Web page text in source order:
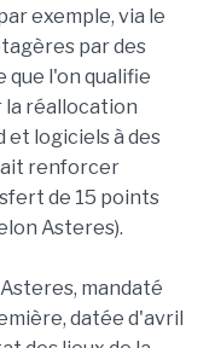
exemple, via le
par des
l'on qualifie
la réallocation
et logiciels à des
renforcer
de 15 points
Asteres).
mandaté
datée d'avril